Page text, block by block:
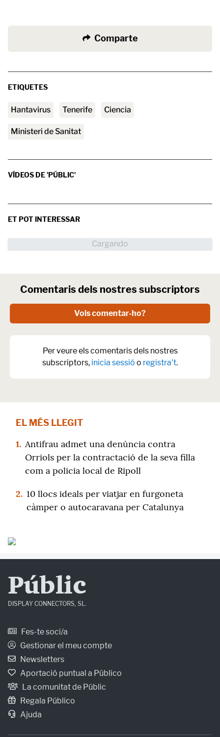
Comparte
ETIQUETES
Hantavirus tenerife Ciencia
Ministeri de Sanitat
VÍDEOS DE 'PÚBLIC'
ET POT INTERESSAR
Comentaris dels nostres subscriptors
Vols comentar-ho?
Per veure els comentaris dels nostres
subscriptors, inicia sessió o registra't.
EL MÉS LLEGIT
1. Antifrau admet una denúncia contra
Orriols per la contractació de la seva filla
com a policia local de Ripoll
2. 10 llocs ideals per viatjar en furgoneta
càmper o autocaravana per Catalunya
Públic
DISPLAY CONNECTORS, SL.
Fes-te soci/a
Gestionar el meu compte
Newsletters
Aportació puntual a Público
La comunitat de Públic
Regala Público
Ajuda